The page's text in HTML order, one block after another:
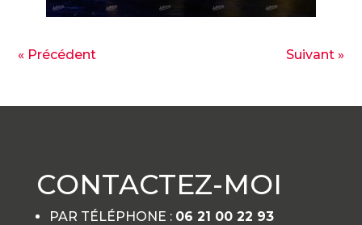
« Précédent Suivant »
CONTACTEZ-MOI
PAR TÉLÉPHONE : 06 21 00 22 93